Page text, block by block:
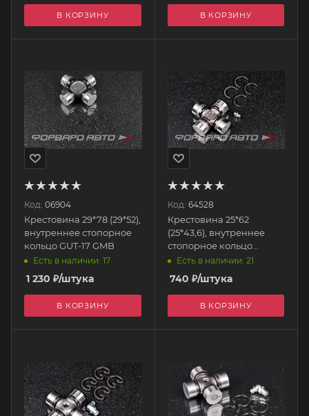
В КОРЗИНУ В КОРЗИНУ
Код: 06904
Крестовина 29*78 (29*52),
внутреннее стопорное
кольцо GUT-17 GMB
Есть в наличии: 17
1 230 ₽/штука
В КОРЗИНУ
Код: 64528
Крестовина 25*62
(25*43,6), внутреннее
стопорное кольцо
GUMZ-7 GMB
Есть в наличии: 21
740 ₽/штука
В КОРЗИНУ